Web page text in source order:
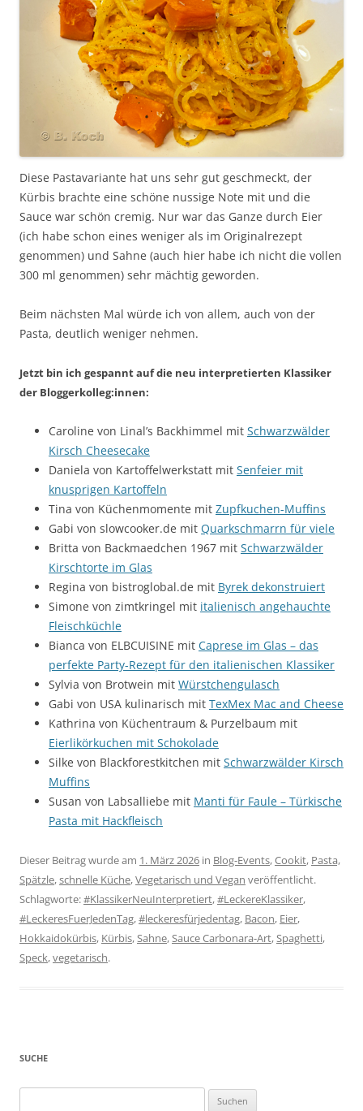
Diese Pastavariante hat uns sehr gut geschmeckt, der
Kürbis brachte eine schöne nussige Note mit und die
Sauce war schön cremig. Nur war das Ganze durch Eier
(ich habe schon eines weniger als im Originalrezept
genommen) und Sahne (auch hier habe ich nicht die vollen
300 ml genommen) sehr mächtig geworden.
Beim nächsten Mal würde ich von allem, auch von der
Pasta, deutlich weniger nehmen.
Jetzt bin ich gespannt auf die neu interpretierten Klassiker
der Bloggerkolleg:innen:
Caroline von Linal’s Backhimmel mit Schwarzwälder
Kirsch Cheesecake
Daniela von Kartoffelwerkstatt mit Senfeier mit
knusprigen Kartoffeln
Tina von Küchenmomente mit Zupfkuchen-Muffins
Gabi von slowcooker.de mit Quarkschmarrn für viele
Britta von Backmaedchen 1967 mit Schwarzwälder
Kirschtorte im Glas
Regina von bistroglobal.de mit Byrek dekonstruiert
Simone von zimtkringel mit italienisch angehauchte
Fleischküchle
Bianca von ELBCUISINE mit Caprese im Glas – das
perfekte Party-Rezept für den italienischen Klassiker
Sylvia von Brotwein mit Würstchengulasch
Gabi von USA kulinarisch mit TexMex Mac and Cheese
Kathrina von Küchentraum & Purzelbaum mit
Eierlikörkuchen mit Schokolade
Silke von Blackforestkitchen mit Schwarzwälder Kirsch
Muffins
Susan von Labsalliebe mit Manti für Faule – Türkische
Pasta mit Hackfleisch
Dieser Beitrag wurde am 1. März 2026 in Blog-Events,Cookit, Pasta,
Spätzle,schnelle Küche,Vegetarisch und Vegan veröffentlicht.
Schlagworte:#KlassikerNeuInterpretiert,#LeckereKlassiker,
#LeckeresFuerJedenTag,#leckeresfürjedentag, Bacon, Eier,
Hokkaidokürbis, Kürbis, Sahne, Sauce Carbonara-Art, Spaghetti,
Speck,vegetarisch.
SUCHE